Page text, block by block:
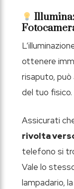
ottenere
risaputo,
del tuo fisico.
Assicurati
rivolta
telefono si
Vale lo
lampadario,